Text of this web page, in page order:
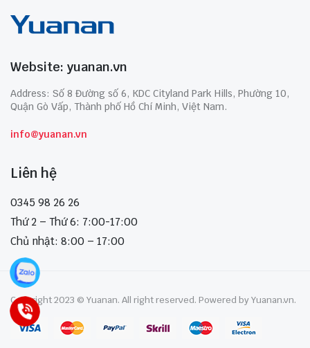
Website: yuanan.vn
Address: Số 8 Đường số 6, KDC Cityland Park Hills, Phường 10,
Quận Gò Vấp, Thành phố Hồ Chí Minh, Việt Nam.
info@yuanan.vn
Liên hệ
0345 98 26 26
Thứ 2 – Thứ 6: 7:00-17:00
Chủ nhật: 8:00 – 17:00
Copyright 2023 © Yuanan. All right reserved. Powered by Yuanan.vn.